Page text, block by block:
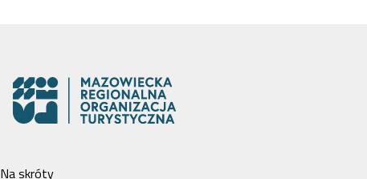
Na skróty